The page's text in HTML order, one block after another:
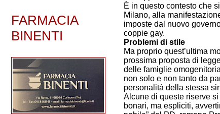
È in questo contesto che
Milano, alla
imposte dal nuovo
coppie gay.
Problemi di stile
Ma proprio quest’ultima
prossima proposta di
delle famiglie
non solo e non tanto da
personalità della stessa
Alcune di queste riserve
bonari, ma espliciti,
FARMACIA
BINENTI